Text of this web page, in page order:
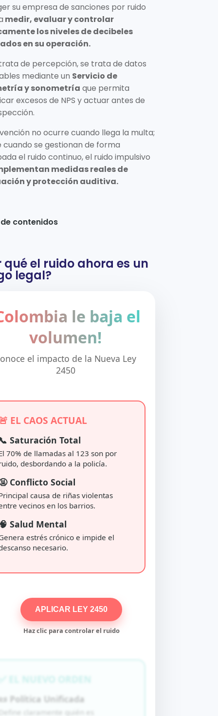
su empresa de sanciones por ruido
medir, evaluar y controlar
los niveles de decibeles
en su operación.
de percepción, se trata de datos
mediante un Servicio de
y sonometría que permita
excesos de NPS y actuar antes de
no ocurre cuando llega la multa;
cuando se gestionan de forma
el ruido continuo, el ruido impulsivo
medidas reales de
y protección auditiva.
contenidos
qué el ruido ahora es un
legal?
le baja el
volumen!
el impacto de la Nueva Ley
2450
EL CAOS ACTUAL
Saturación Total
70% de llamadas al 123 son por
desbordando a la policía.
Conflicto Social
causa de riñas violentas
vecinos en los barrios.
Salud Mental
estrés crónico e impide el
necesario.
APLICAR LEY 2450
Haz clic para controlar el ruido
EL NUEVO ORDEN
Política Unificada
claramente quién es